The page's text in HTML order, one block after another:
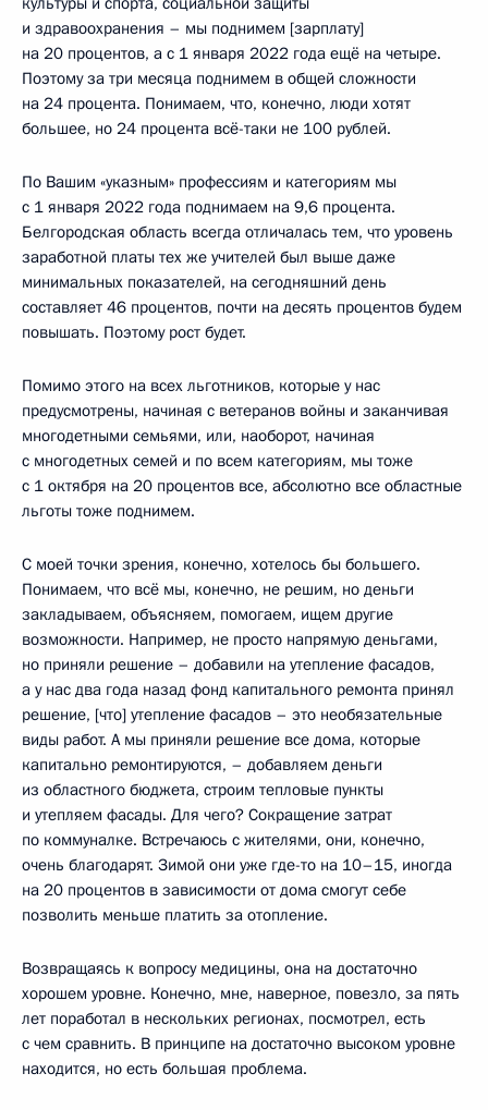
и здравоохранения – мы поднимем [зарплату]
на 20 процентов, а с 1 января 2022 года ещё на четыре.
Поэтому за три месяца поднимем в общей сложности
на 24 процента. Понимаем, что, конечно, люди хотят
большее, но 24 процента всё-таки не 100 рублей.
По Вашим «указным» профессиям и категориям мы
с 1 января 2022 года поднимаем на 9,6 процента.
Белгородская область всегда отличалась тем, что уровень
заработной платы тех же учителей был выше даже
минимальных показателей, на сегодняшний день
составляет 46 процентов, почти на десять процентов будем
повышать. Поэтому рост будет.
Помимо этого на всех льготников, которые у нас
предусмотрены, начиная с ветеранов войны и заканчивая
многодетными семьями, или, наоборот, начиная
с многодетных семей и по всем категориям, мы тоже
с 1 октября на 20 процентов все, абсолютно все областные
льготы тоже поднимем.
С моей точки зрения, конечно, хотелось бы большего.
Понимаем, что всё мы, конечно, не решим, но деньги
закладываем, объясняем, помогаем, ищем другие
возможности. Например, не просто напрямую деньгами,
но приняли решение – добавили на утепление фасадов,
а у нас два года назад фонд капитального ремонта принял
решение, [что] утепление фасадов – это необязательные
виды работ. А мы приняли решение все дома, которые
капитально ремонтируются, – добавляем деньги
из областного бюджета, строим тепловые пункты
и утепляем фасады. Для чего? Сокращение затрат
по коммуналке. Встречаюсь с жителями, они, конечно,
очень благодарят. Зимой они уже где-то на 10–15, иногда
на 20 процентов в зависимости от дома смогут себе
позволить меньше платить за отопление.
Возвращаясь к вопросу медицины, она на достаточно
хорошем уровне. Конечно, мне, наверное, повезло, за пять
лет поработал в нескольких регионах, посмотрел, есть
с чем сравнить. В принципе на достаточно высоком уровне
находится, но есть большая проблема.